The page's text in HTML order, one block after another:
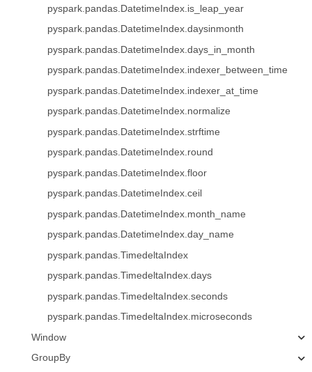
pyspark.pandas.DatetimeIndex.is_leap_year
pyspark.pandas.DatetimeIndex.daysinmonth
pyspark.pandas.DatetimeIndex.days_in_month
pyspark.pandas.DatetimeIndex.indexer_between_time
pyspark.pandas.DatetimeIndex.indexer_at_time
pyspark.pandas.DatetimeIndex.normalize
pyspark.pandas.DatetimeIndex.strftime
pyspark.pandas.DatetimeIndex.round
pyspark.pandas.DatetimeIndex.floor
pyspark.pandas.DatetimeIndex.ceil
pyspark.pandas.DatetimeIndex.month_name
pyspark.pandas.DatetimeIndex.day_name
pyspark.pandas.TimedeltaIndex
pyspark.pandas.TimedeltaIndex.days
pyspark.pandas.TimedeltaIndex.seconds
pyspark.pandas.TimedeltaIndex.microseconds
Window
GroupBy